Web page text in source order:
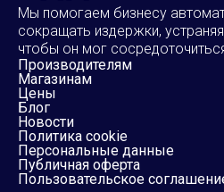
Мы помогаем бизнесу
сокращать издержки,
чтобы он мог
Производителям
Магазинам
Цены
Блог
Новости
Политика cookie
Персональные данные
Публичная оферта
Пользовательское